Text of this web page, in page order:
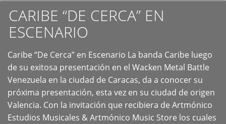
CARIBE “DE CERCA” EN
ESCENARIO
Caribe “De Cerca” en Escenario La banda Caribe luego
de su exitosa presentación en el Wacken Metal Battle
Venezuela en la ciudad de Caracas, da a conocer su
próxima presentación, esta vez en su ciudad de origen
Valencia. Con la invitación que recibiera de Artmónico
Estudios Musicales & Artmónico Music Store los cuales
+